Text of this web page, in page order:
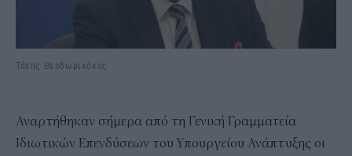
Τάκης Θεοδωρικάκος
Αναρτήθηκαν σήμερα από τη Γενική Γραμματεία
Ιδιωτικών Επενδύσεων του Υπουργείου Ανάπτυξης οι